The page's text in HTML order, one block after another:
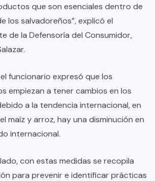
que son esenciales dentro de
los salvadoreños”, explicó el
de la Defensoría del Consumidor,
funcionario expresó que los
empiezan a tener cambios en los
a la tendencia internacional, en
maíz y arroz, hay una disminución en
internacional.
con estas medidas se recopila
para prevenir e identificar prácticas